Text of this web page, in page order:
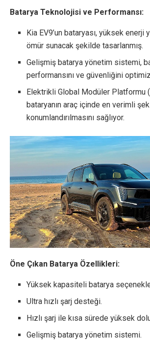
Batarya Teknolojisi ve Performansı:
Kia EV9’un bataryası, yüksek enerji
ömür sunacak şekilde tasarlanmış.
Gelişmiş batarya yönetim sistemi,
performansını ve güvenliğini
Elektrikli Global Modüler Platformu
bataryanın araç içinde en verimli
konumlandırılmasını sağlıyor.
Öne Çıkan Batarya Özellikleri:
Yüksek kapasiteli batarya
Ultra hızlı şarj desteği.
Hızlı şarj ile kısa sürede yüksek
Gelişmiş batarya yönetim sistemi.